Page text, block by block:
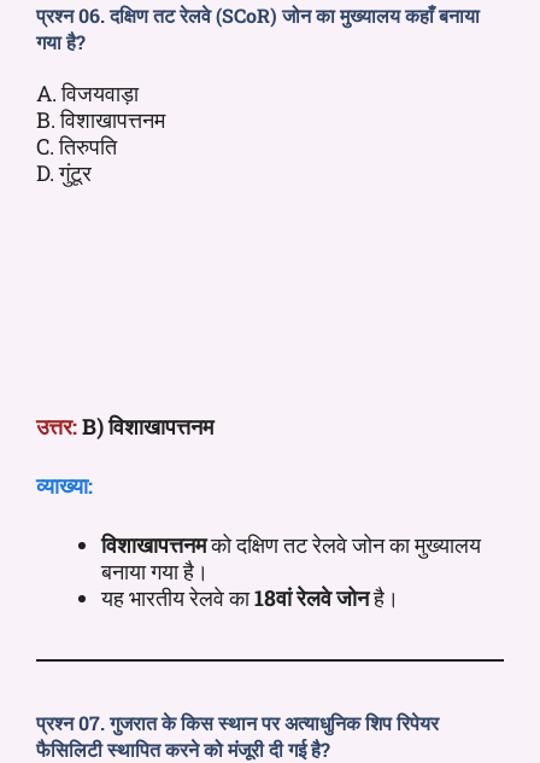
प्रश्न 06. दक्षिण तट रेलवे (SCoR) जोन का मुख्यालय कहाँ बनाया
गया है?
A. विजयवाड़ा
B. विशाखापत्तनम
C. तिरुपति
D. गुंटूर
उत्तर:B) विशाखापत्तनम
व्याख्या:
विशाखापत्तनमको दक्षिण तट रेलवे जोन का मुख्यालय
बनाया गया है।
यह भारतीय रेलवे का18वां रेलवे जोनहै।
प्रश्न 07. गुजरात के किस स्थान पर अत्याधुनिक शिप रिपेयर
फैसिलिटी स्थापित करने को मंजूरी दी गई है?